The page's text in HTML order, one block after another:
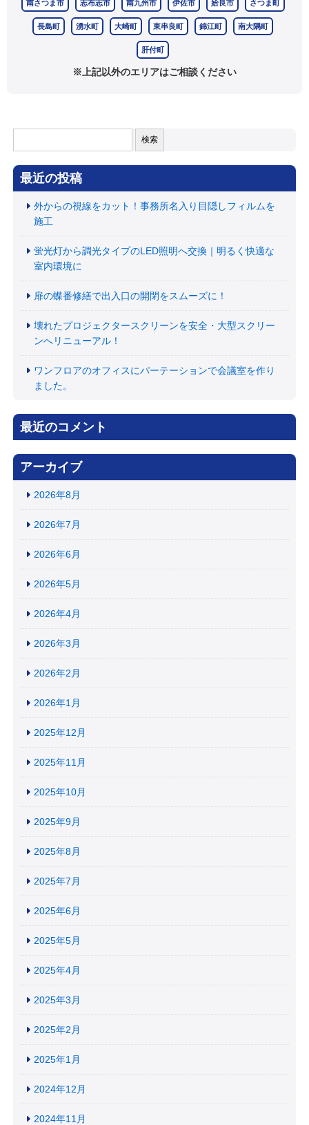
南さつま市 志布志市 南九州市 伊佐市 姶良市 さつま町
長島町 湧水町 大崎町 東串良町 錦江町 南大隅町
肝付町
※上記以外のエリアはご相談ください
索:
最近の投稿
外からの視線をカット！事務所名入り目隠しフィルムを
施工
蛍光灯から調光タイプのLED照明へ交換｜明るく快適な
室内環境に
扉の蝶番修繕で出入口の開閉をスムーズに！
壊れたプロジェクタースクリーンを安全・大型スクリー
ンへリニューアル！
ワンフロアのオフィスにパーテーションで会議室を作り
ました。
最近のコメント
アーカイブ
2026年8月
2026年7月
2026年6月
2026年5月
2026年4月
2026年3月
2026年2月
2026年1月
2025年12月
2025年11月
2025年10月
2025年9月
2025年8月
2025年7月
2025年6月
2025年5月
2025年4月
2025年3月
2025年2月
2025年1月
2024年12月
2024年11月